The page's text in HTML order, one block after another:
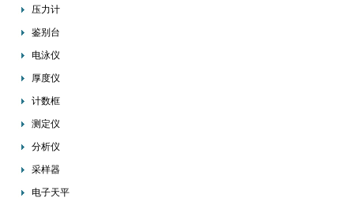
压力计
鉴别台
电泳仪
厚度仪
计数框
测定仪
分析仪
采样器
电子天平